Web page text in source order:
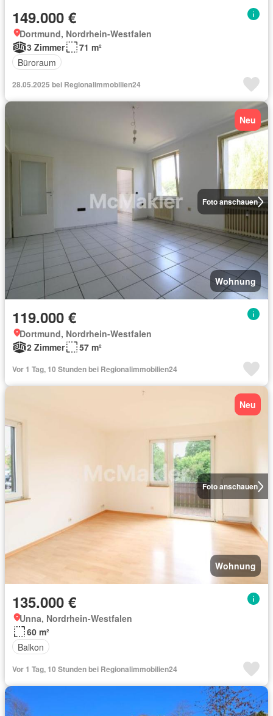
149.000 €
Dortmund, Nordrhein-Westfalen
3 Zimmer
71 m²
Büroraum
28.05.2025 bei Regionalimmobilien24
Foto anschauen
Neu
Wohnung
119.000 €
Dortmund, Nordrhein-Westfalen
2 Zimmer
57 m²
Vor 1 Tag, 10 Stunden bei Regionalimmobilien24
Foto anschauen
Neu
Wohnung
135.000 €
Unna, Nordrhein-Westfalen
60 m²
Balkon
Vor 1 Tag, 10 Stunden bei Regionalimmobilien24